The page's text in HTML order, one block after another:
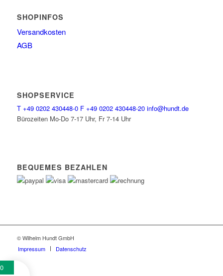
SHOPINFOS
Versandkosten
AGB
SHOPSERVICE
T +49 0202 430448-0 F +49 0202 430448-20 info@hundt.de
Bürozeiten Mo-Do 7-17 Uhr, Fr 7-14 Uhr
BEQUEMES BEZAHLEN
© Wilhelm Hundt GmbH
Impressum
Datenschutz
0